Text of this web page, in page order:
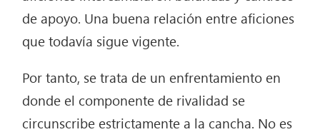
de apoyo. Una buena relación entre aficiones
que todavía sigue vigente.
Por tanto, se trata de un enfrentamiento en
donde el componente de rivalidad se
circunscribe estrictamente a la cancha. No es